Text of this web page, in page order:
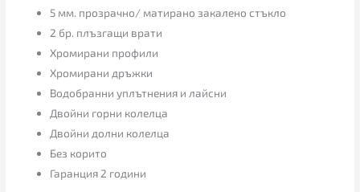
5 мм. прозрачно/ матирано закалено стъкло
2 бр. плъзгащи врати
Хромирани профили
Хромирани дръжки
Водобранни уплътнения и лайсни
Двойни горни колелца
Двойни долни колелца
Без корито
Гаранция 2 години